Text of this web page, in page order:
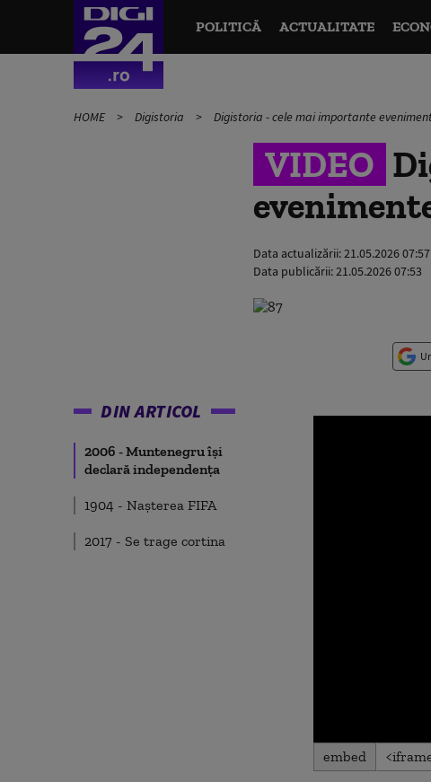
POLITICĂ ACTUALITATE
HOME Digistoria Digistoria - cele mai importante
VIDEO
Data actualizării:21.05.2026 07:57
Data publicării:21.05.2026 07:53
DIN ARTICOL
2006 - Muntenegru își
declară independența
1904 - Nașterea FIFA
2017 - Se trage cortina
0
seconds
embed